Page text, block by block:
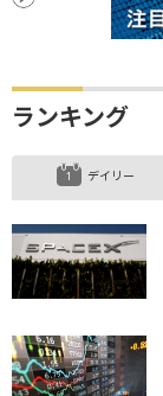
ランキング
デイリー